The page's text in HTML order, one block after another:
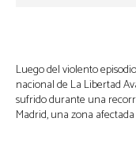
Luego del violento
nacional de La Libertad
sufrido durante una
Madrid, una zona